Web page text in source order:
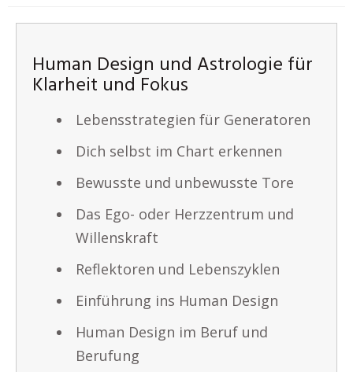
Human Design und Astrologie für
Klarheit und Fokus
Lebensstrategien für Generatoren
Dich selbst im Chart erkennen
Bewusste und unbewusste Tore
Das Ego- oder Herzzentrum und
Willenskraft
Reflektoren und Lebenszyklen
Einführung ins Human Design
Human Design im Beruf und
Berufung